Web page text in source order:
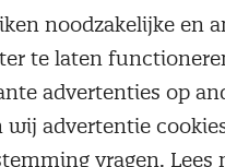
noodzakelijke en
te laten
advertenties op
wij advertentie
vragen. Lees